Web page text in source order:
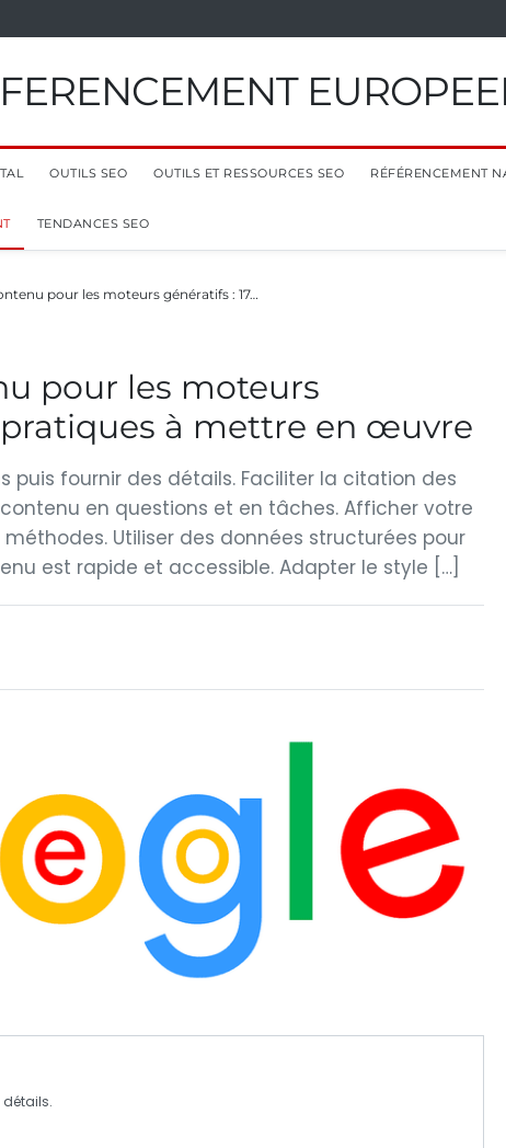
OUTILS SEO OUTILS ET RESSOURCES SEO RÉFÉRENCEMENT
TENDANCES SEO
pour les moteurs génératifs : 17…
pour les moteurs
pratiques à mettre en œuvre
puis fournir des détails. Faciliter la citation des
en questions et en tâches. Afficher votre
Utiliser des données structurées pour
est rapide et accessible. Adapter le style […]
détails.